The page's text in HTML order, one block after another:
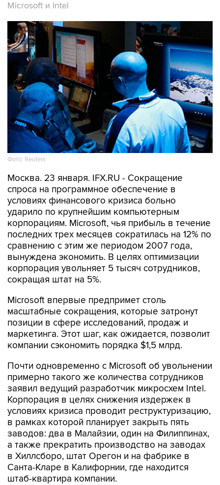
Microsoft и Intel
Фото: Reuters
Москва. 23 января. IFX.RU - Сокращение
спроса на программное обеспечение в
условиях финансового кризиса больно
ударило по крупнейшим компьютерным
корпорациям. Microsoft, чья прибыль в течение
последних трех месяцев сократилась на 12% по
сравнению с этим же периодом 2007 года,
вынуждена экономить. В целях оптимизации
корпорация увольняет 5 тысяч сотрудников,
сокращая штат на 5%.
Microsoft впервые предпримет столь
масштабные сокращения, которые затронут
позиции в сфере исследований, продаж и
маркетинга. Этот шаг, как ожидается, позволит
компании сэкономить порядка $1,5 млрд.
Почти одновременно с Microsoft об увольнении
примерно такого же количества сотрудников
заявил ведущий разработчик микросхем Intel.
Корпорация в целях снижения издержек в
условиях кризиса проводит реструктуризацию,
в рамках которой планирует закрыть пять
заводов: два в Малайзии, один на Филиппинах,
а также прекратить производство на заводах
в Хиллсборо, штат Орегон и на фабрике в
Санта-Кларе в Калифорнии, где находится
штаб-квартира компании.